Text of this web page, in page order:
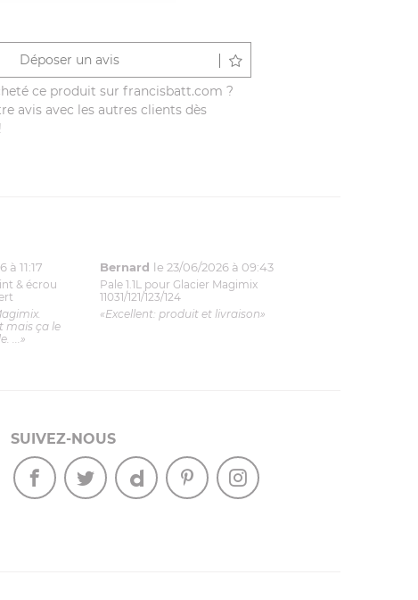
Déposer un avis
ce produit sur francisbatt.com ?
avis avec les autres clients dès
à 11:17
& écrou
mais ça le
...»
Bernard le 23/06/2026 à 09:43
Pale 1.1L pour Glacier Magimix
11031/121/123/124
«Excellent: produit et livraison»
SUIVEZ-NOUS